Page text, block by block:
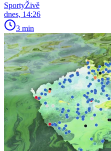
SportyŽivě
dnes, 14:26
3 min